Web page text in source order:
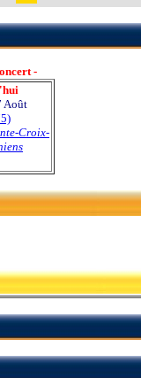
-
Août
Croix-